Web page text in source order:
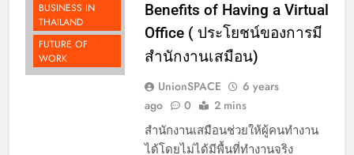
DOING
BUSINESS IN
THAILAND
FUTURE OF
WORK
Benefits of Having a Virtual
Office ( ประโยชน์ของการมี
สำนักงานเสมือน)
UnionSPACE
6 years
สำนักงานเสมือนช่วยให้ผู้คนทำงาน